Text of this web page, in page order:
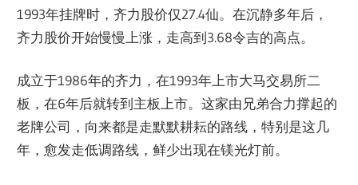
1993年挂牌时，齐力股价仅27.4仙。在沉静多年后，
齐力股价开始慢慢上涨，走高到3.68令吉的高点。
成立于1986年的齐力，在1993年上市大马交易所二
板，在6年后就转到主板上市。这家由兄弟合力撑起的
老牌公司，向来都是走默默耕耘的路线，特别是这几
年，愈发走低调路线，鲜少出现在镁光灯前。